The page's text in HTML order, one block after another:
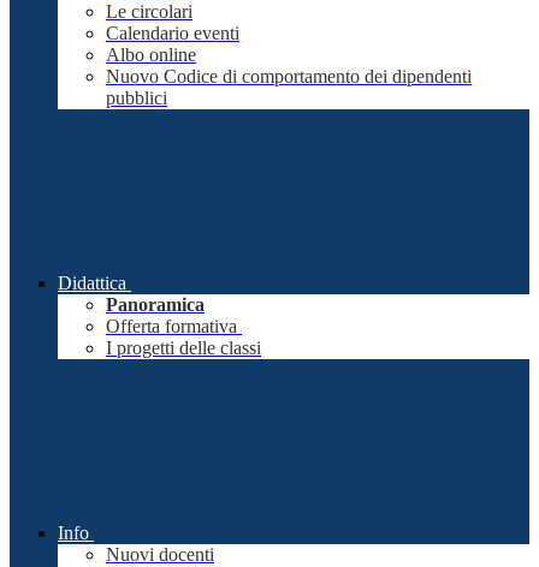
Le circolari
Calendario eventi
Albo online
Nuovo Codice di comportamento dei dipendenti
pubblici
Didattica
Panoramica
Offerta formativa
I progetti delle classi
Info
Nuovi docenti